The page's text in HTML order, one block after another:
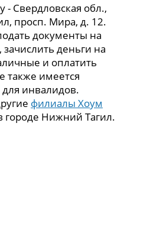
- Свердловская обл.,
просп. Мира, д. 12.
документы на
деньги на
и оплатить
также имеется
инвалидов.
филиалы Хоум
городе Нижний Тагил.